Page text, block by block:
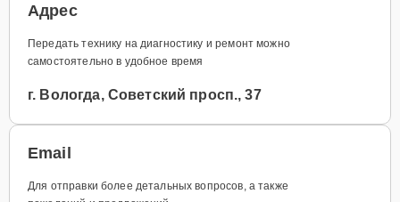
Адрес
Передать технику на диагностику и ремонт можно
самостоятельно в удобное время
г. Вологда, Советский просп., 37
Email
Для отправки более детальных вопросов, а также